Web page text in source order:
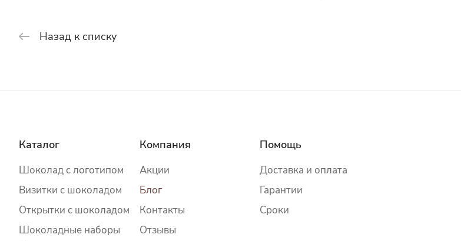
Назад к списку
Каталог
Шоколад c логотипом
Визитки с шоколадом
Открытки с шоколадом
Шоколадные наборы
Компания
Акции
Блог
Контакты
Отзывы
Помощь
Доставка и оплата
Гарантии
Сроки